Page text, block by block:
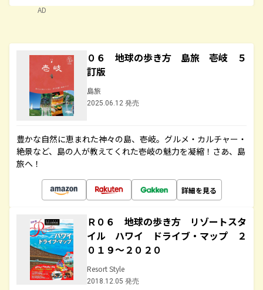
AD
０６ 地球の歩き方 島旅 壱岐 ５
訂版
島旅
2025.06.12 発売
豊かな自然に恵まれた神々の島、壱岐。グルメ・カルチャー・
絶景など、島の人が教えてくれた壱岐の魅力を凝縮！さあ、島
旅へ！
詳細を見る
Ｒ０６ 地球の歩き方 リゾートスタ
イル ハワイ ドライブ・マップ ２
０１９～２０２０
Resort Style
2018.12.05 発売